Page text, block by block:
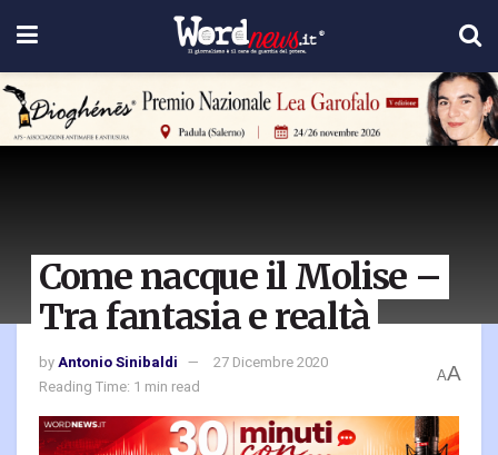
Come nacque il Molise –
Tra fantasia e realtà
byAntonio Sinibaldi
27 Dicembre 2020
Reading Time: 1 min read
AA